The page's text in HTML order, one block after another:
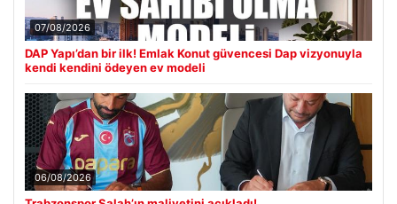
07/08/2026
DAP Yapı’dan bir ilk! Emlak Konut güvencesi Dap vizyonuyla
kendi kendini ödeyen ev modeli
06/08/2026